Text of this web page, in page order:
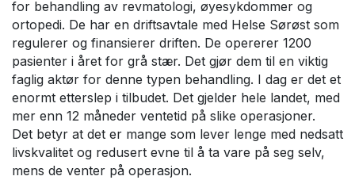
for behandling av revmatologi, øyesykdommer og
ortopedi. De har en driftsavtale med Helse Sørøst som
regulerer og finansierer driften. De opererer 1200
pasienter i året for grå stær. Det gjør dem til en viktig
faglig aktør for denne typen behandling. I dag er det et
enormt etterslep i tilbudet. Det gjelder hele landet, med
mer enn 12 måneder ventetid på slike operasjoner.
Det betyr at det er mange som lever lenge med nedsatt
livskvalitet og redusert evne til å ta vare på seg selv,
mens de venter på operasjon.